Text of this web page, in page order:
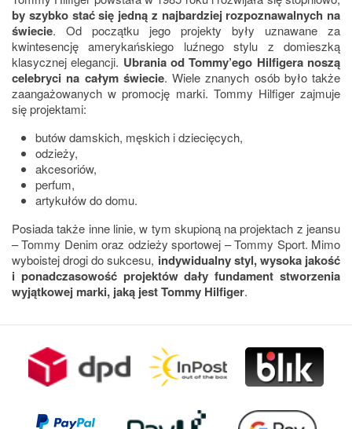
by szybko stać się jedną z najbardziej rozpoznawalnych na
świecie. Od początku jego projekty były uznawane za
kwintesencję amerykańskiego luźnego stylu z domieszką
klasycznej elegancji. Ubrania od Tommy’ego Hilfigera noszą
celebryci na całym świecie. Wiele znanych osób było także
zaangażowanych w promocję marki. Tommy Hilfiger zajmuje
się projektami:
butów damskich, męskich i dziecięcych,
odzieży,
akcesoriów,
perfum,
artykułów do domu.
Posiada także inne linie, w tym skupioną na projektach z jeansu
– Tommy Denim oraz odzieży sportowej – Tommy Sport. Mimo
wyboistej drogi do sukcesu, indywidualny styl, wysoka jakość
i ponadczasowość projektów dały fundament stworzenia
wyjątkowej marki, jaką jest Tommy Hilfiger.